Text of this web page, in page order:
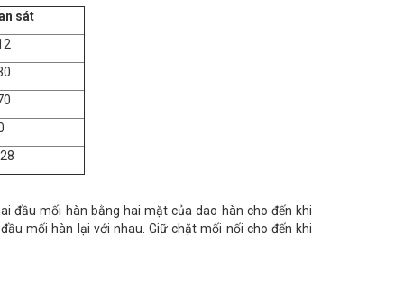
sát
đầu mối hàn bằng hai mặt của dao hàn cho đến khi
mối hàn lại với nhau. Giữ chặt mối nối cho đến khi